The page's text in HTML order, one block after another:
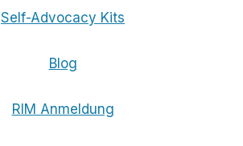
Self-Advocacy Kits
Blog
RIM Anmeldung